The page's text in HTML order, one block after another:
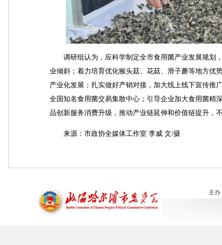
调研组认为，应科学制定全市食用菌产业发展规划
业倾斜；着力培育优化猴头菇、花菇、滑子蘑等地方优
产业化发展；扎实做好产销对接，加大线上线下宣传推
全国知名食用菌交易集散中心；引导企业加大食用菌精
品创新服务消费升级，推动产业链延伸和价值链提升，
来源：市政协全媒体工作室 李威 文/摄
主